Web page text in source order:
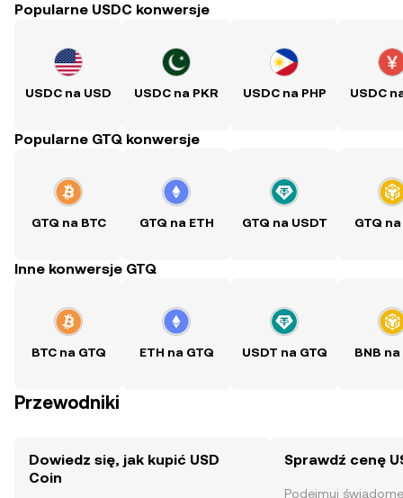
Popularne USDC konwersje
USDC na USD USDC na PKR USDC na PHP USDC
Popularne GTQ konwersje
GTQ na BTC GTQ na ETH GTQ na USDT GTQ
Inne konwersje GTQ
BTC na GTQ ETH na GTQ USDT na GTQ BNB na
Przewodniki
Dowiedz się, jak kupić USD
Coin
Sprawdź cenę
Podejmuj